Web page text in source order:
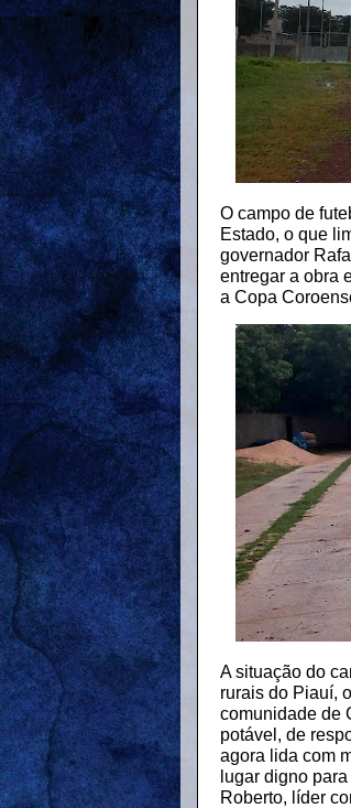
O campo de
Estado, o que
governador
entregar a obra
a Copa
A situação do
rurais do Piauí,
comunidade de
potável, de
agora lida com
lugar digno
Roberto, líder